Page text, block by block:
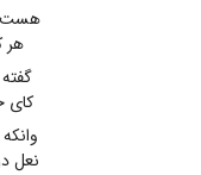
هست
هر
کای
نعل